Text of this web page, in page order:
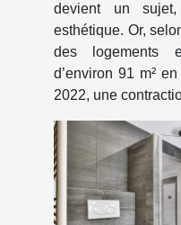
devient un
esthétique. Or,
des logements
d’environ 91 m²
2022, une